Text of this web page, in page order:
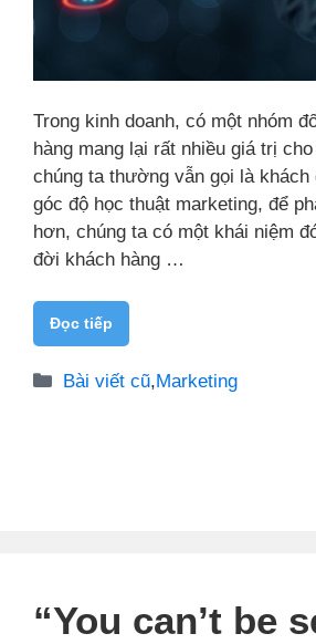
Trong kinh doanh, có một nhóm
hàng mang lại rất nhiều giá trị
chúng ta thường vẫn gọi là
góc độ học thuật marketing, để
hơn, chúng ta có một khái niệm
đời khách hàng …
Đọc tiếp
Danh
Bài viết cũ,Marketing
“You can’t be